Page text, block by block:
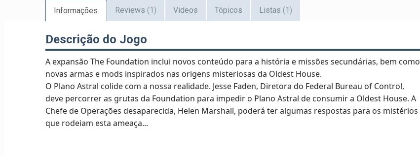
Informações Reviews (1) Videos Tópicos Listas (1)
Descrição do Jogo
A expansão The Foundation inclui novos conteúdo para a história e missões secundárias, bem como
novas armas e mods inspirados nas origens misteriosas da Oldest House.
O Plano Astral colide com a nossa realidade. Jesse Faden, Diretora do Federal Bureau of Control,
deve percorrer as grutas da Foundation para impedir o Plano Astral de consumir a Oldest House. A
Chefe de Operações desaparecida, Helen Marshall, poderá ter algumas respostas para os mistérios
que rodeiam esta ameaça...